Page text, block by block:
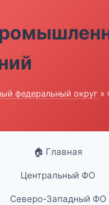
федеральный округ »
🏠 Главная
Центральный ФО
Северо-Западный ФО